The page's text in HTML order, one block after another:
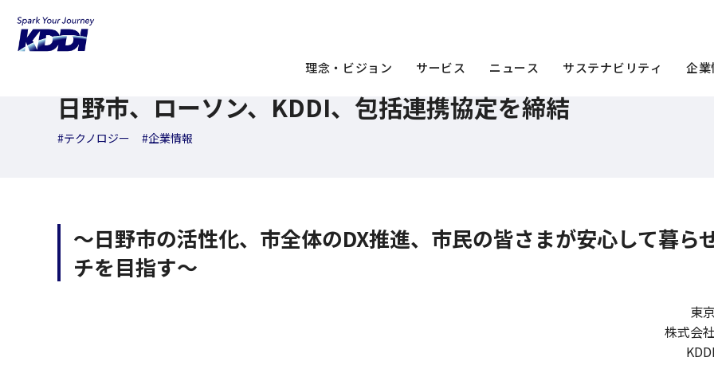
理念・ビジョン サービス ニュース サステナビリティ 企業
KDDI ニュースルーム
日野市、ローソン、KDDI、包括連携協定を締結
#テクノロジー #企業情報
～日野市の活性化、市全体のDX推進、市民の皆さまが安心して暮ら
チを目指す～
東
株式会